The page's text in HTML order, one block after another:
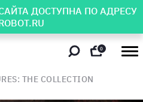
ДОСТУПНА ПО АДРЕСУ
0
THE COLLECTION